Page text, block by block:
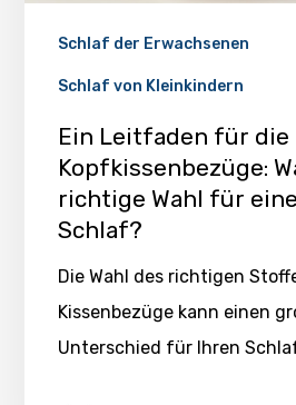
Schlaf der Erwachsenen
Schlaf von Kleinkindern
Ein Leitfaden für die
Kopfkissenbezüge:
richtige Wahl für
Schlaf?
Die Wahl des richtigen
Kissenbezüge kann einen
Unterschied für Ihren